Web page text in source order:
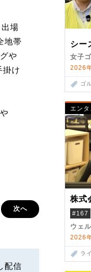
シ
女子
2026
ゴ
エン
株式
#167
ウェ
2026
ラ
場
地帯
や
掛け
次へ
配信